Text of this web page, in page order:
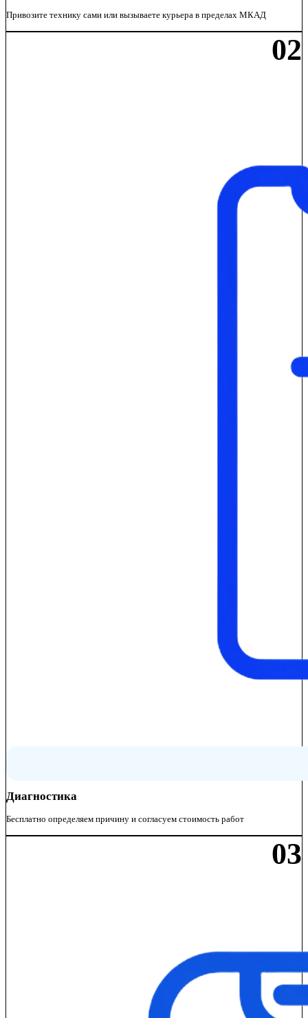
Привозите технику сами или вызываете курьера в пределах МКАД
02
Диагностика
Бесплатно определяем причину и согласуем стоимость работ
03